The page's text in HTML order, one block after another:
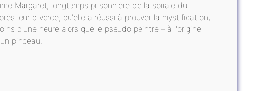
Margaret, longtemps prisonnière de la spirale du
leur divorce, qu'elle a réussi à prouver la mystification,
d'une heure alors que le pseudo peintre – à l'origine
pinceau.